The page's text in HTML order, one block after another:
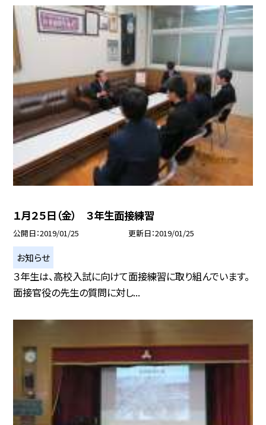
１月２５日（金） ３年生面接練習
公開日 2019/01/25 更新日 2019/01/25
お知らせ
３年生は、高校入試に向けて面接練習に取り組んでいます。
面接官役の先生の質問に対し...